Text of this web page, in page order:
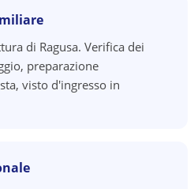
di Ragusa. Verifica dei
preparazione
visto d'ingresso in